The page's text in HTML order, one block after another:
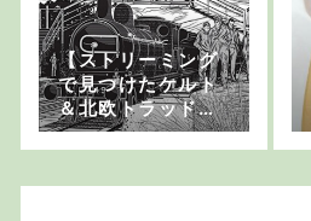
【ストリーミング
で見つけたケルト
＆北欧トラッド系
音楽 vol.11】スコ
ットランドの作曲